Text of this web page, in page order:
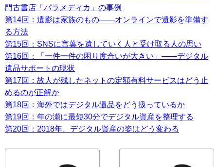
門古書店「パラメディカ」の事例
第14回：遺影は家族のもの――オンラインで遺影を準備す
る方法
第15回：SNSに言葉を遺していく人と受け取る人の思い
第16回：「一件一件の困り度合いが大きい」――デジタル
遺品サポートの現状
第17回：故人が残したネットの定額有料サービスはどう止
めるのが正解か
第18回：海外ではデジタル遺品をどう扱っているか
第19回：年の瀬に最短30分でデジタル資産を整理する
第20回：2018年、デジタル資産の姿はどう変わる